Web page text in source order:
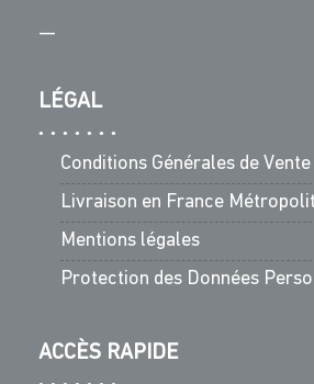
—
LÉGAL
Conditions Générales de Vente
Livraison en France
Mentions légales
Protection des Données
ACCÈS RAPIDE